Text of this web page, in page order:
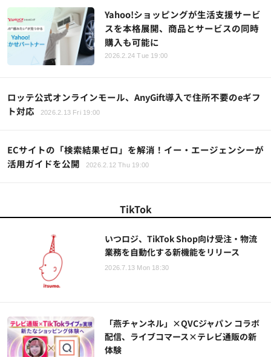
Yahoo!ショッピングが生活支援サービ
スを本格展開、商品とサービスの同時
購入も可能に
2026.2.24 Tue 19:00
ロッテ公式オンラインモール、AnyGift導入で住所不要のeギフ
ト対応
2026.2.13 Fri 19:00
ECサイトの「検索結果ゼロ」を解消！イー・エージェンシーが
活用ガイドを公開
2026.2.12 Thu 19:00
TikTok
いつロジ、TikTok Shop向け受注・物流
業務を自動化する新機能をリリース
2026.7.13 Mon 18:30
「燕チャンネル」×QVCジャパン コラボ
配信、ライブコマース×テレビ通販の新
体験